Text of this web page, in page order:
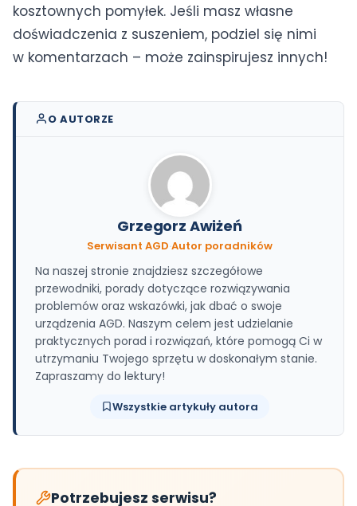
kosztownych pomyłek. Jeśli masz własne
doświadczenia z suszeniem, podziel się nimi
w komentarzach – może zainspirujesz innych!
O AUTORZE
Grzegorz Awiżeń
Serwisant AGD·Autor poradników
Na naszej stronie znajdziesz szczegółowe
przewodniki, porady dotyczące rozwiązywania
problemów oraz wskazówki, jak dbać o swoje
urządzenia AGD. Naszym celem jest udzielanie
praktycznych porad i rozwiązań, które pomogą Ci w
utrzymaniu Twojego sprzętu w doskonałym stanie.
Zapraszamy do lektury!
Wszystkie artykuły autora
Potrzebujesz serwisu?